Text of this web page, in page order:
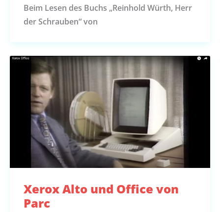
Beim Lesen des Buchs „Reinhold Würth, Herr
der Schrauben“ von
Xerox Alto und Office von
Parc